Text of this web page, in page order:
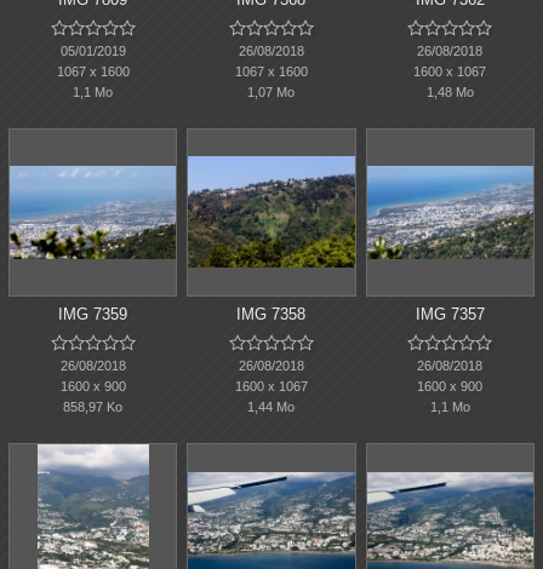

05/01/2019
1067 x 1600
1,1 Mo

26/08/2018
1067 x 1600
1,07 Mo

26/08/2018
1600 x 1067
1,48 Mo
IMG 7359

26/08/2018
1600 x 900
858,97 Ko
IMG 7358

26/08/2018
1600 x 1067
1,44 Mo
IMG 7357

26/08/2018
1600 x 900
1,1 Mo